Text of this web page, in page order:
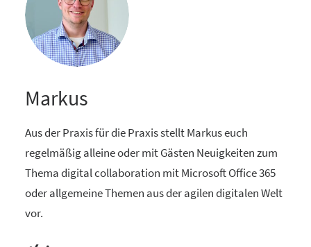
Markus
Aus der Praxis für die Praxis stellt Markus euch
regelmäßig alleine oder mit Gästen Neuigkeiten zum
Thema digital collaboration mit Microsoft Office 365
oder allgemeine Themen aus der agilen digitalen Welt
vor.